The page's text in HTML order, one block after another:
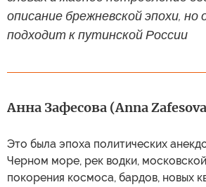
описание брежневской эпохи, но
подходит к путинской России
Анна Зафесова (Anna
Это была эпоха политических
Черном море, рек водки,
покорения космоса, бардов, новых